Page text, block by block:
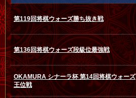
第119回将棋ウォーズ勝ち抜き戦
第136回将棋ウォーズ段級位最強戦
OKAMURA シナーラ杯 第14回将棋ウォーズ
王位戦